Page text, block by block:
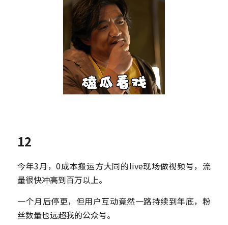
12
今年3月，0成本搬运方大同的live现场做视频号，流
量很快冲高到百万以上。
一个月后停更，但用户互动竟然一路持续到年底，粉
丝数量也远超我的公众号。